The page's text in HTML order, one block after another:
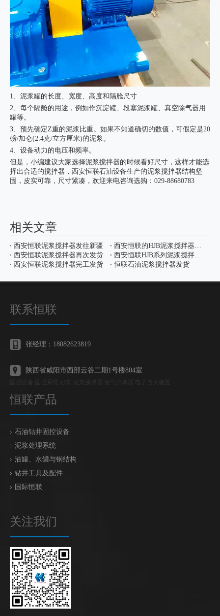
1、泥浆罐的长度、宽度、高度和隔舱尺寸
2、每个隔舱的用途，例如作沉淀罐、段塞泥浆罐、真空除气器用
罐等。
3、预先确定Z重的泥浆比重。如果不知道确切的数值，可假定是20
磅/加仑(2.4克/立方厘米)的泥浆。
4、设备动力的电压和频率。
但是，小编建议大家选择泥浆搅拌器的时候看好尺寸，这样才能选
择出合适的搅拌器，西安恒联石油设备生产的泥浆搅拌器结构坚
固，皮实可靠，尺寸紧凑，欢迎来电咨询选购：029-88680783
相关文章
西安恒联泥浆搅拌器发往新疆
西安恒联的HJB泥浆搅拌器完工发货
西安恒联泥浆搅拌器再次发货
西安恒联HJB系列泥浆搅拌器发往甘肃
西安恒联泥浆搅拌器完工发货
恒联石油泥浆搅拌器发货
联系恒联
张经理：18082623819
陕西省咸阳市西部云谷二期1号楼804室
恒联产品
石油钻井固控设备
泥浆处理系统
油罐、水罐与钢结构
钻井工具及配件
国际恒联
关注我们